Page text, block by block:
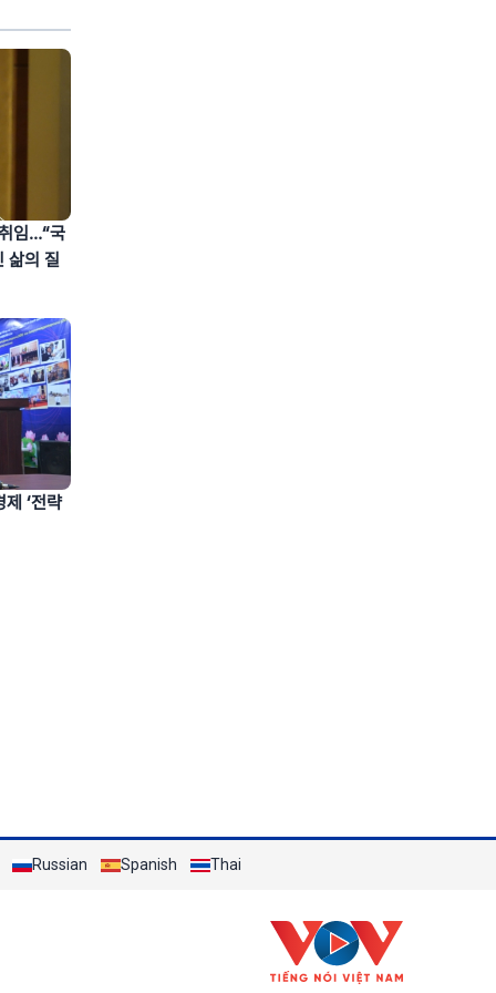
임…“국
삶의 질
‘전략
Russian Spanish Thai